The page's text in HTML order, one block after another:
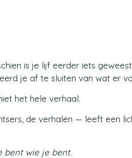
is je lijf eerder iets
je af te sluiten van wat er
het hele verhaal.
de verhalen — leeft een
bent wie je bent.